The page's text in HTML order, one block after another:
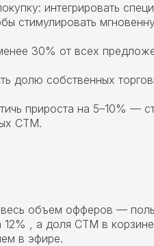
интегрировать
стимулировать
30% от всех
долю собственных
прироста на 5–10% —
СТМ.
объем офферов —
, а доля СТМ в
в эфире.